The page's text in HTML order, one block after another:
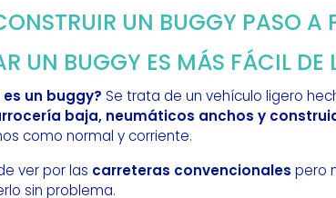
UN BUGGY PASO A
UN BUGGY ES MÁS FÁCIL DE
un buggy? Se trata de un vehículo ligero
baja, neumáticos anchos y
como normal y corriente.
ver por las carreteras convencionales pero
sin problema.